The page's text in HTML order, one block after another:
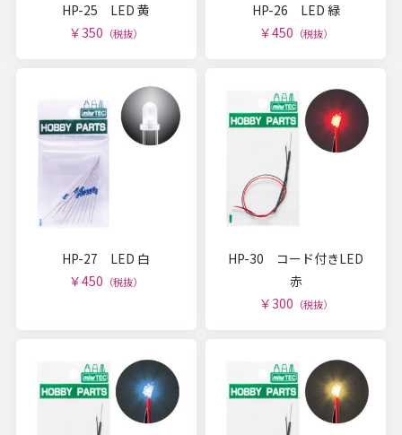
HP-25 LED 黄
￥350 （税抜）
HP-26 LED 緑
￥450 （税抜）
HP-27 LED 白
￥450 （税抜）
HP-30 コード付きLED
赤
￥300 （税抜）